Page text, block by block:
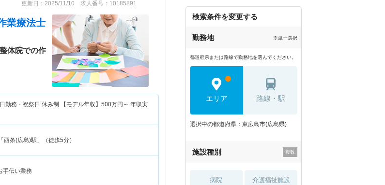
更新日：2025/11/10 求人番号：10185891
業療法士
体院での作
勤務・祝祭日 休み制 【モデル年収】 500万円～ 年収実
西条(広島)駅」（徒歩5分）
手伝い業務
検索条件を変更する
勤務地 ※単一選択
都道府県または路線で勤務地を選んでください。
エリア 路線・駅
選択中の都道府県：東広島市(広島県)
施設種別
病院 介護福祉施設